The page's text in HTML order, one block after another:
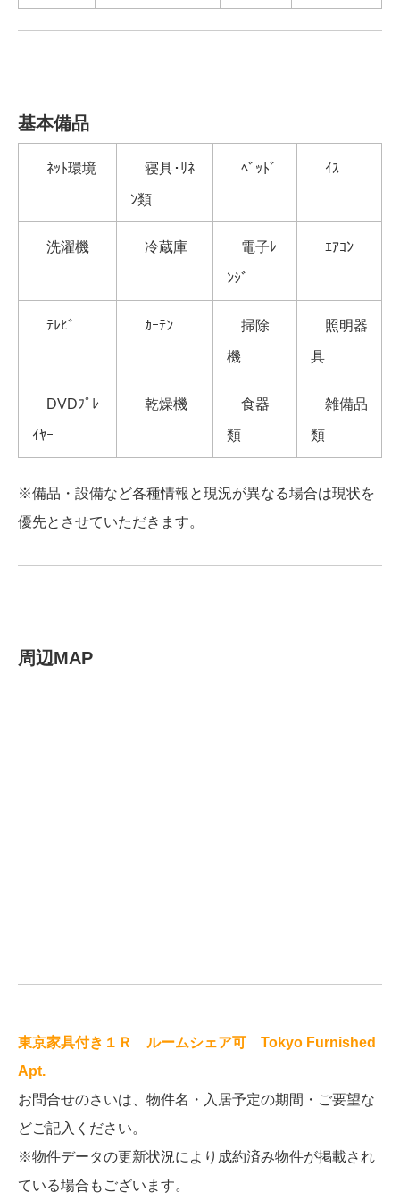
基本備品
ﾈｯﾄ環境 寝具･ﾘﾈ
ﾝ類
ﾍﾞｯﾄﾞ ｲｽ
洗濯機 冷蔵庫 電子ﾚ
ﾝｼﾞ
ｴｱｺﾝ
ﾃﾚﾋﾞ ｶｰﾃﾝ 掃除
機
照明器
具
DVDﾌﾟﾚ
ｲﾔｰ
乾燥機 食器
類
雑備品
類
※備品・設備など各種情報と現況が異なる場合は現状を
優先とさせていただきます。
周辺MAP
東京家具付き１Ｒ ルームシェア可 Tokyo Furnished
Apt.
お問合せのさいは、物件名・入居予定の期間・ご要望な
どご記入ください。
※物件データの更新状況により成約済み物件が掲載され
ている場合もございます。